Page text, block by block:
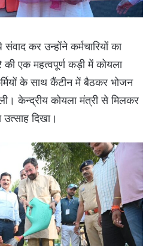
कर उन्होंने कर्मचारियों का
की एक महत्वपूर्ण कड़ी में कोयला
के साथ कैंटीन में बैठकर भोजन
केन्द्रीय कोयला मंत्री से मिलकर
दिखा।